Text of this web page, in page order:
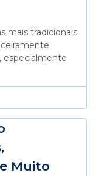
mais tradicionais
especialmente
Muito